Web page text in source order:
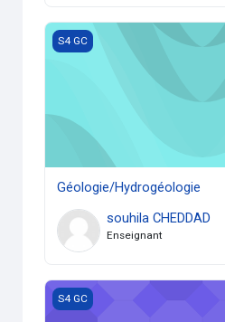
Géologie/Hydrogéologie
S4 GC
Géologie/Hydrogéologie
souhila CHEDDAD
Enseignant
Topographie1
S4 GC